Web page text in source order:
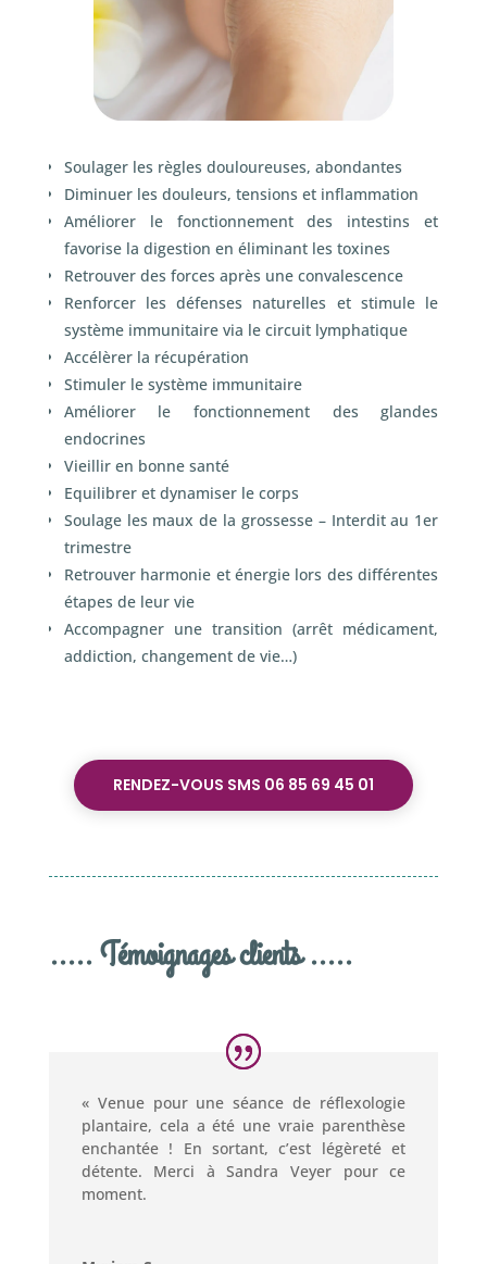
Soulager les règles douloureuses, abondantes
Diminuer les douleurs, tensions et inflammation
Améliorer le fonctionnement des intestins et
favorise la digestion en éliminant les toxines
Retrouver des forces après une convalescence
Renforcer les défenses naturelles et stimule le
système immunitaire via le circuit lymphatique
Accélèrer la récupération
Stimuler le système immunitaire
Améliorer le fonctionnement des glandes
endocrines
Vieillir en bonne santé
Equilibrer et dynamiser le corps
Soulage les maux de la grossesse – Interdit au 1er
trimestre
Retrouver harmonie et énergie lors des différentes
étapes de leur vie
Accompagner une transition (arrêt médicament,
addiction, changement de vie…)
RENDEZ-VOUS SMS 06 85 69 45 01
..... Témoignages clients .....
« Venue pour une séance de réflexologie
plantaire, cela a été une vraie parenthèse
enchantée ! En sortant, c’est légèreté et
détente. Merci à Sandra Veyer pour ce
moment.